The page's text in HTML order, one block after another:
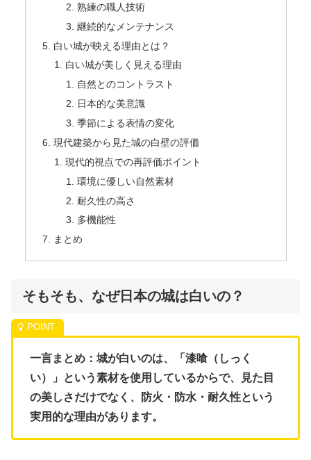
熟練の職人技術
継続的なメンテナンス
白い城が映える理由とは？
白い城が美しく見える理由
自然とのコントラスト
日本的な美意識
季節による表情の変化
現代建築から見た城の白壁の評価
現代的視点での再評価ポイント
環境に優しい自然素材
耐久性の高さ
多機能性
まとめ
そもそも、なぜ日本の城は白いの？
一言まとめ：城が白いのは、「漆喰（しっく
い）」という素材を使用しているからで、見た目
の美しさだけでなく、防火・防水・耐久性という
実用的な理由があります。